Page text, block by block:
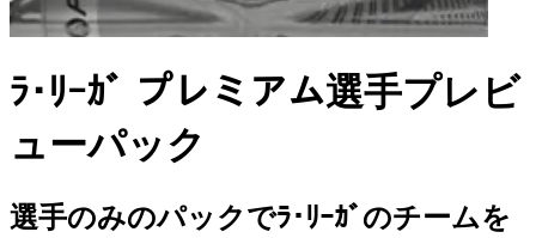
ﾗ･ﾘｰｶﾞ プレミアム選手プレビ
ューパック
選手のみのパックでﾗ･ﾘｰｶﾞのチームを